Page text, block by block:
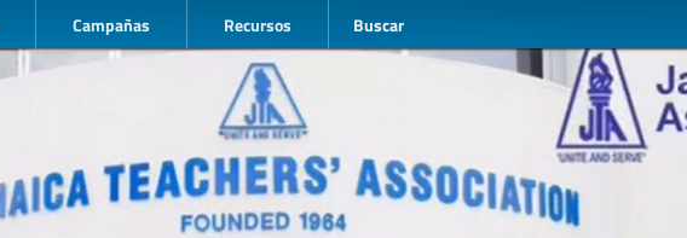
Campañas Recursos Buscar